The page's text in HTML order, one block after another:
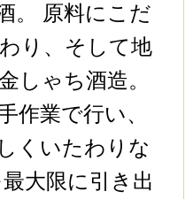
。 原料にこだ
り、そして地
しゃち酒造。
作業で行い、
くいたわりな
大限に引き出